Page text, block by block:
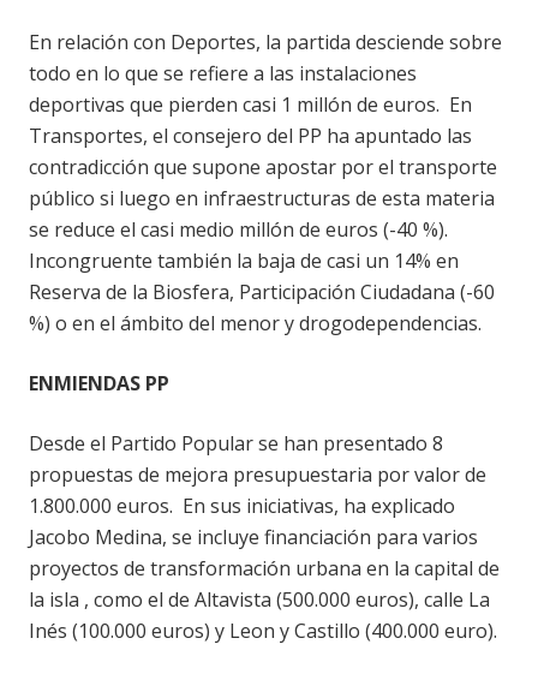
En relación con Deportes, la partida desciende sobre
todo en lo que se refiere a las instalaciones
deportivas que pierden casi 1 millón de euros. En
Transportes, el consejero del PP ha apuntado las
contradicción que supone apostar por el transporte
público si luego en infraestructuras de esta materia
se reduce el casi medio millón de euros (-40 %).
Incongruente también la baja de casi un 14% en
Reserva de la Biosfera, Participación Ciudadana (-60
%) o en el ámbito del menor y drogodependencias.
ENMIENDAS PP
Desde el Partido Popular se han presentado 8
propuestas de mejora presupuestaria por valor de
1.800.000 euros. En sus iniciativas, ha explicado
Jacobo Medina, se incluye financiación para varios
proyectos de transformación urbana en la capital de
la isla , como el de Altavista (500.000 euros), calle La
Inés (100.000 euros) y Leon y Castillo (400.000 euro).